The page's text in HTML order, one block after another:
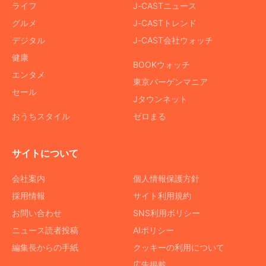
ライフ
グルメ
デジタル
健康
エンタメ
セール
おうちスタイル
J-CASTニュース
J-CASTトレンド
J-CAST会社ウォッチ
BOOKウォッチ
東京バーゲンマニア
Jタウンネット
ゼロまる
サイトについて
会社案内
採用情報
お問い合わせ
ニュース読者投稿
編集長からの手紙
個人情報保護方針
サイト利用規約
SNS利用ポリシー
AIポリシー
クッキーの利用について